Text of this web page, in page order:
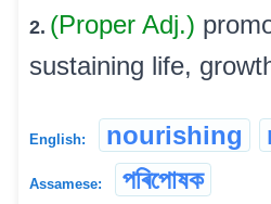
2. (Proper Adj.)
sustaining life,
English: nourishing
Assamese: পৰিপোষক